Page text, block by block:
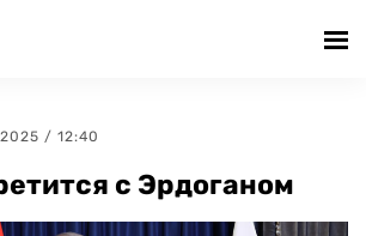
/ 12:40
с Эрдоганом